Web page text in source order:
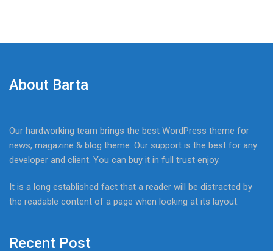
About Barta
Our hardworking team brings the best WordPress theme for
news, magazine & blog theme. Our support is the best for any
developer and client. You can buy it in full trust enjoy.
It is a long established fact that a reader will be distracted by
the readable content of a page when looking at its layout.
Recent Post